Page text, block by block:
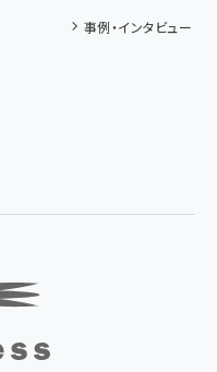
事例・インタビュー